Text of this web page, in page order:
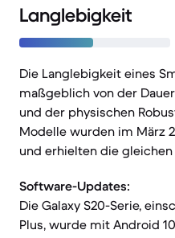
Langlebigkeit
Die Langlebigkeit eines
maßgeblich von der
und der physischen
Modelle wurden im März
und erhielten die
Software-Updates:
Die Galaxy S20-Serie,
Plus, wurde mit Android